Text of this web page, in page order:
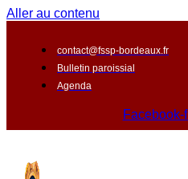
Aller au contenu
contact@fssp-bordeaux.fr
Bulletin paroissial
Agenda
Facebook-f